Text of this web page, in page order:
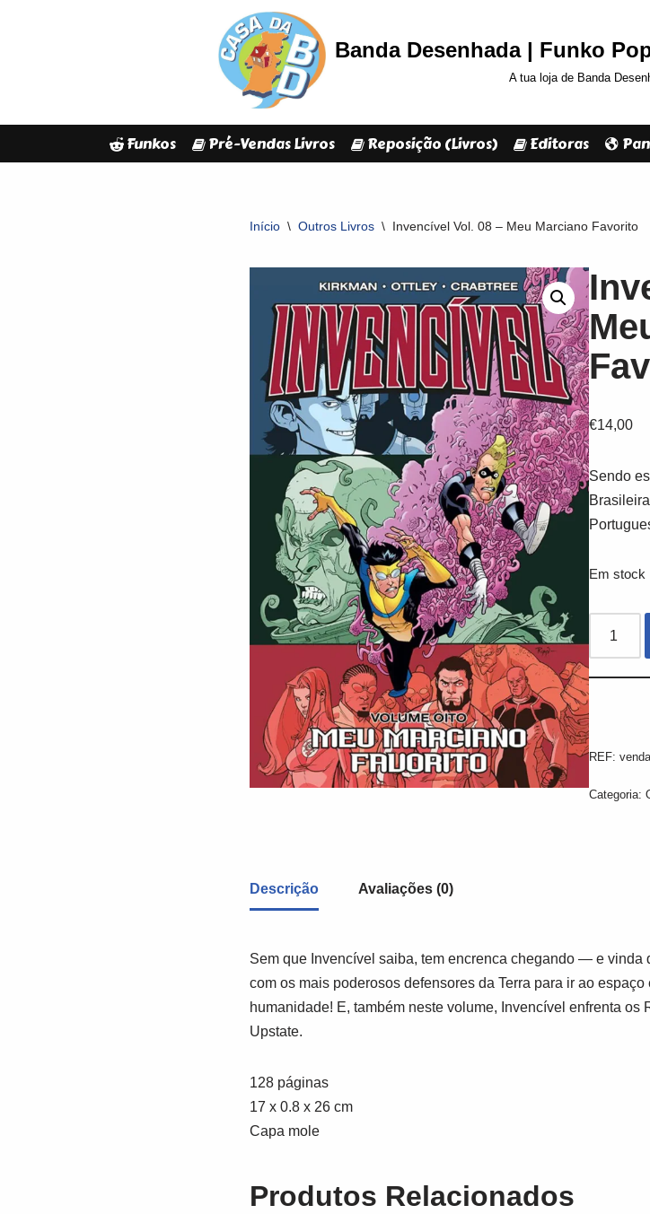
conteúdo
Banda Desenhada | Funko
A tua loja de Banda
Funkos Pré-Vendas Livros Reposição (Livros) Editoras
Início \ Outros Livros \ Invencível Vol. 08 – Meu Marciano Favorito
€14,00
Sendo
Em stock
REF:
Categoria:
Descrição Avaliações (0)
Sem que Invencível saiba, tem encrenca chegando ― e vinda
com os mais poderosos defensores da Terra para ir ao
humanidade! E, também neste volume, Invencível enfrenta
Upstate.
128 páginas
17 x 0.8 x 26 cm
Capa mole
Produtos Relacionados